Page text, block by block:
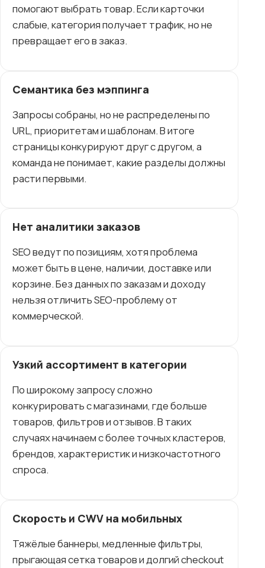
помогают выбрать товар. Если карточки
слабые, категория получает трафик, но не
превращает его в заказ.
Семантика без мэппинга
Запросы собраны, но не распределены по
URL, приоритетам и шаблонам. В итоге
страницы конкурируют друг с другом, а
команда не понимает, какие разделы должны
расти первыми.
Нет аналитики заказов
SEO ведут по позициям, хотя проблема
может быть в цене, наличии, доставке или
корзине. Без данных по заказам и доходу
нельзя отличить SEO-проблему от
коммерческой.
Узкий ассортимент в категории
По широкому запросу сложно
конкурировать с магазинами, где больше
товаров, фильтров и отзывов. В таких
случаях начинаем с более точных кластеров,
брендов, характеристик и низкочастотного
спроса.
Скорость и CWV на мобильных
Тяжёлые баннеры, медленные фильтры,
прыгающая сетка товаров и долгий checkout